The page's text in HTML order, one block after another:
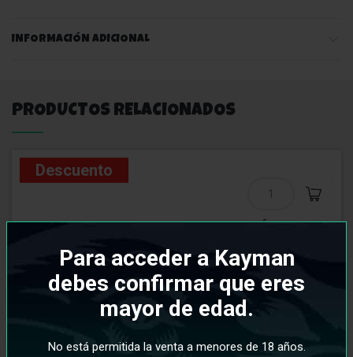
Para acceder a Kayman
debes confirmar que eres
mayor de edad.
No está permitida la venta a menores de 18 años.
INFORMACIÓN ADICIONAL
PRODUCTOS RELACIONADOS
Descuento